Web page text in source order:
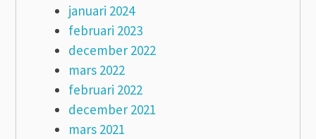
januari 2024
februari 2023
december 2022
mars 2022
februari 2022
december 2021
mars 2021